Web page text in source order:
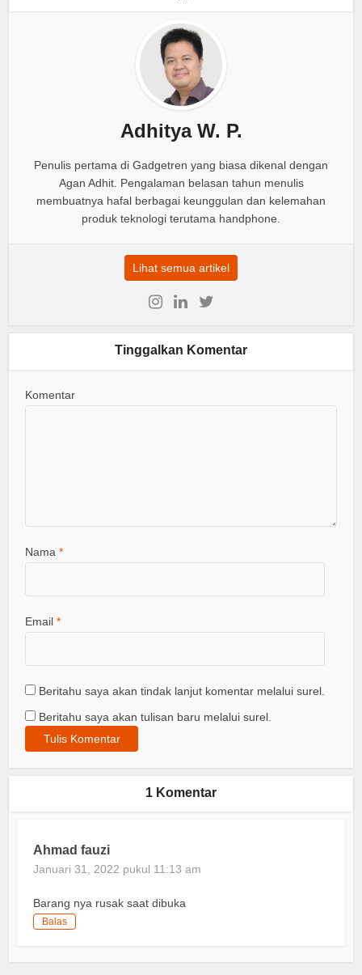
Adhitya W. P.
Penulis pertama di Gadgetren yang biasa dikenal dengan
Agan Adhit. Pengalaman belasan tahun menulis
membuatnya hafal berbagai keunggulan dan kelemahan
produk teknologi terutama handphone.
Lihat semua artikel
Tinggalkan Komentar
Komentar
Nama*
Email*
Beritahu saya akan tindak lanjut komentar melalui surel.
Beritahu saya akan tulisan baru melalui surel.
1 Komentar
Ahmad fauzi
Januari 31, 2022 pukul 11:13 am
Barang nya rusak saat dibuka
Balas